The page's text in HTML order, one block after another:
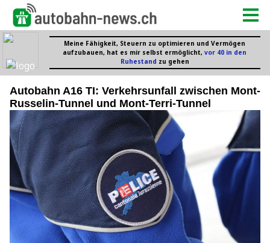
Autobahn A16 TI: Verkehrsunfall zwischen Mont-
Russelin-Tunnel und Mont-Terri-Tunnel